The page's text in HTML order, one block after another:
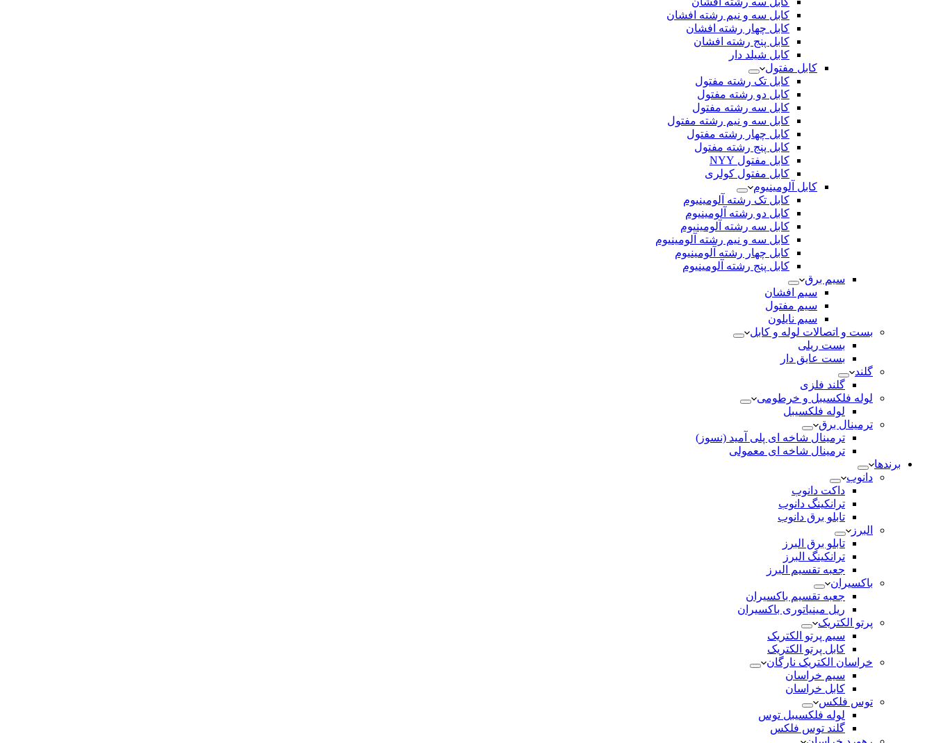
کابل سه و نیم رشته افشان
کابل چهار رشته افشان
کابل پنج رشته افشان
کابل شیلد دار
کابل مفتول
کابل تک رشته مفتول
کابل دو رشته مفتول
کابل سه رشته مفتول
کابل سه و نیم رشته مفتول
کابل چهار رشته مفتول
کابل پنج رشته مفتول
کابل مفتول NYY
کابل مفتول کولری
کابل آلومینیوم
کابل تک رشته آلومینیوم
کابل دو رشته آلومینیوم
کابل سه رشته آلومینیوم
کابل سه و نیم رشته آلومینیوم
کابل چهار رشته آلومینیوم
کابل پنج رشته آلومینیوم
سیم برق
سیم افشان
سیم مفتول
سیم نایلون
بست و اتصالات لوله و کابل
بست ریلی
بست عایق دار
گلند
گلند فلزی
لوله فلکسیبل و خرطومی
لوله فلکسیبل
ترمینال برق
ترمینال شاخه ای پلی آمید (نسوز)
ترمینال شاخه ای معمولی
برندها
دانوب
داکت دانوب
ترانکینگ دانوب
تابلو برق دانوب
البرز
تابلو برق البرز
ترانکینگ البرز
جعبه تقسیم البرز
باکسیران
جعبه تقسیم باکسیران
ریل مینیاتوری باکسیران
پرتو الکتریک
سیم پرتو الکتریک
کابل پرتو الکتریک
خراسان الکتریک نارگان
سیم خراسان
کابل خراسان
توس فلکس
لوله فلکسیبل توس
گلند توس فلکس